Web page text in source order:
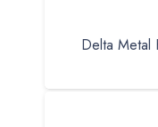
Delta Metal